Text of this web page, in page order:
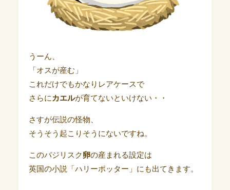
うーん、
「オスが産む」
これだけでもかなりレアケースで
さらに カエルが育てないといけない・・
さすが伝説の怪物、
そうそう起こりそうにないですね。
このバジリスク卵の産まれる設定は
英国の小説「ハリーポッター」にも出てきます。